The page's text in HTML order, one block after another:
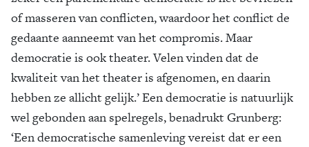
of masseren van conflicten, waardoor het conflict de
gedaante aanneemt van het compromis. Maar
democratie is ook theater. Velen vinden dat de
kwaliteit van het theater is afgenomen, en daarin
hebben ze allicht gelijk.’ Een democratie is natuurlijk
wel gebonden aan spelregels, benadrukt Grunberg:
‘Een democratische samenleving vereist dat er een